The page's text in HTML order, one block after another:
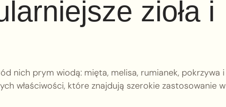
zioła i
nich prym wiodą: mięta, melisa, rumianek, pokrzywa i
właściwości, które znajdują szerokie zastosowanie w